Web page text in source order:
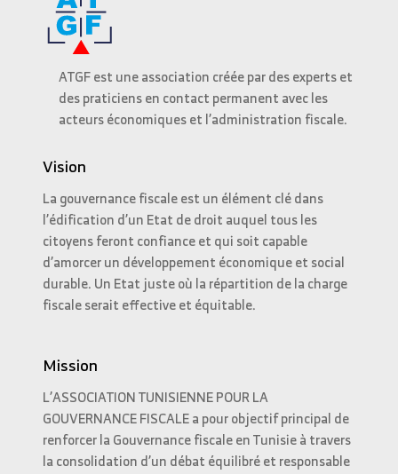
ATGF est une association créée par des experts et
des praticiens en contact permanent avec les
acteurs économiques et l’administration fiscale.
Vision
La gouvernance fiscale est un élément clé dans
l’édification d’un Etat de droit auquel tous les
citoyens feront confiance et qui soit capable
d’amorcer un développement économique et social
durable. Un Etat juste où la répartition de la charge
fiscale serait effective et équitable.
Mission
L’ASSOCIATION TUNISIENNE POUR LA
GOUVERNANCE FISCALE a pour objectif principal de
renforcer la Gouvernance fiscale en Tunisie à travers
la consolidation d’un débat équilibré et responsable